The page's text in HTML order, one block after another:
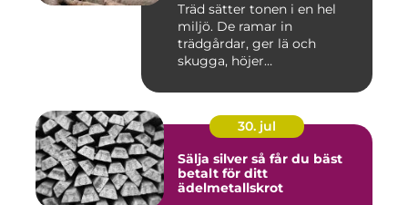
Träd sätter tonen i en hel
miljö. De ramar in
trädgårdar, ger lä och
skugga, höjer
30. jul
Sälja silver så får du bäst
betalt för ditt
ädelmetallskrot